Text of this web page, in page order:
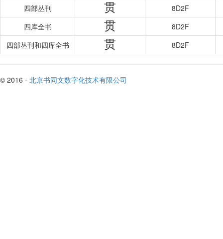
四部丛刊
贯
8D2F
四库全书
贯
8D2F
四部丛刊和四库全书
贯 8D2F
© 2016 - 北京书同文数字化技术有限公司